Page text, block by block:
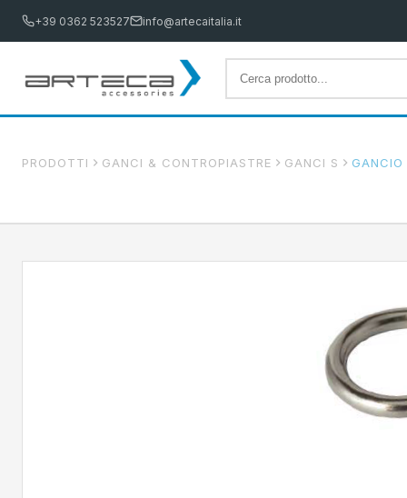
+39 0362 523527 info@artecaitalia.it
PRODOTTI GANCI & CONTROPIASTRE GANCI S